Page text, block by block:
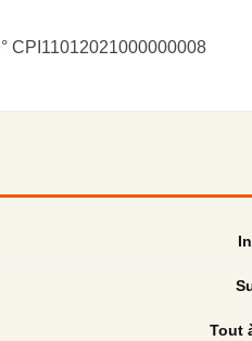
CPI11012021000000008
Tout